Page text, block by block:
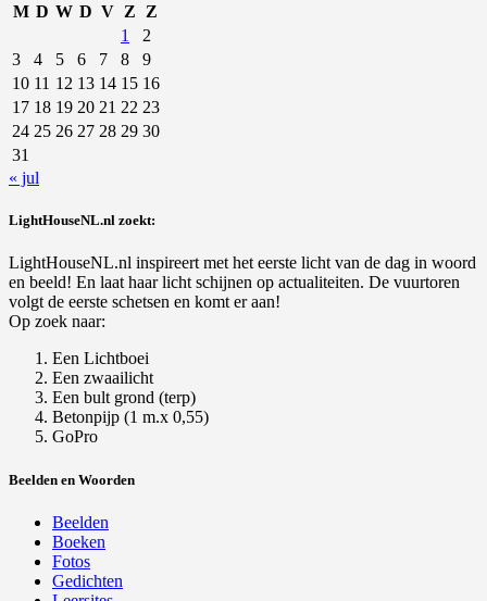
M D W D V Z
Z
1
2
3
4 5 6 7 8
9
10 11 12 13 14 15 16
17 18 19 20 21 22 23
24 25 26 27 28 29 30
31
« jul
LightHouseNL.nl zoekt:
LightHouseNL.nl inspireert met het eerste licht van de dag in woord
en beeld! En laat haar licht schijnen op actualiteiten. De vuurtoren
volgt de eerste schetsen en komt er aan!
Op zoek naar:
Een Lichtboei
Een zwaailicht
Een bult grond (terp)
Betonpijp (1 m.x 0,55)
GoPro
Beelden en Woorden
Beelden
Boeken
Fotos
Gedichten